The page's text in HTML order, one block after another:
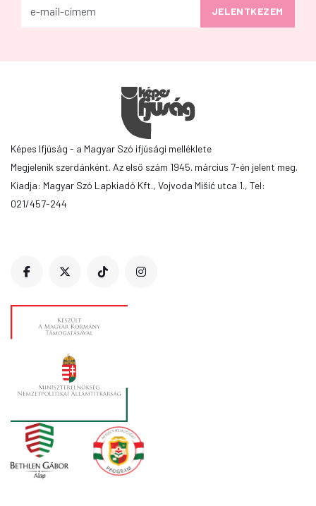
Képes Ifjúság - a Magyar Szó ifjúsági melléklete
Megjelenik szerdánként. Az első szám 1945. március 7-én jelent meg.
Kiadja: Magyar Szó Lapkiadó Kft., Vojvoda Mišić utca 1., Tel:
021/457-244